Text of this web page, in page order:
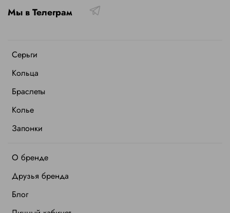
Серьги
Кольца
Браслеты
Колье
Запонки
О бренде
Друзья бренда
Блог
Мы в Телеграм